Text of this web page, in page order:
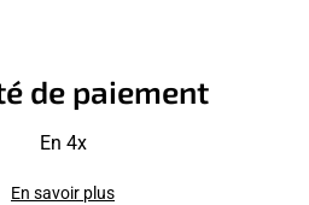
de paiement
En 4x
En savoir plus